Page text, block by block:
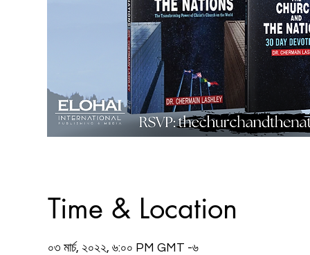
Time & Location
০৩ মার্চ, ২০২২, ৬:০০ PM GMT -৬